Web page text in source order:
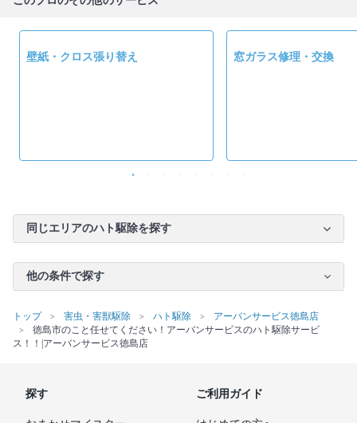
壁紙・クロス張り替え 窓ガラス修理・交換
同じエリアのハト駆除を探す
他の条件で探す
トップ 害虫・害獣駆除 ハト駆除
アーバンサービス徳島店
徳島市のこと任せてください！アーバンサービスのハト駆除サービ
ス！！|アーバンサービス徳島店
探す ご利用ガイド